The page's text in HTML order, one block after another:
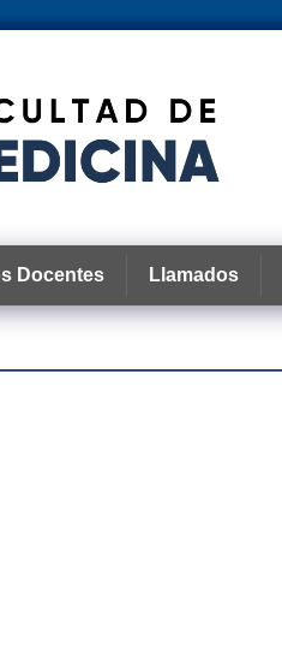
Docentes Llamados